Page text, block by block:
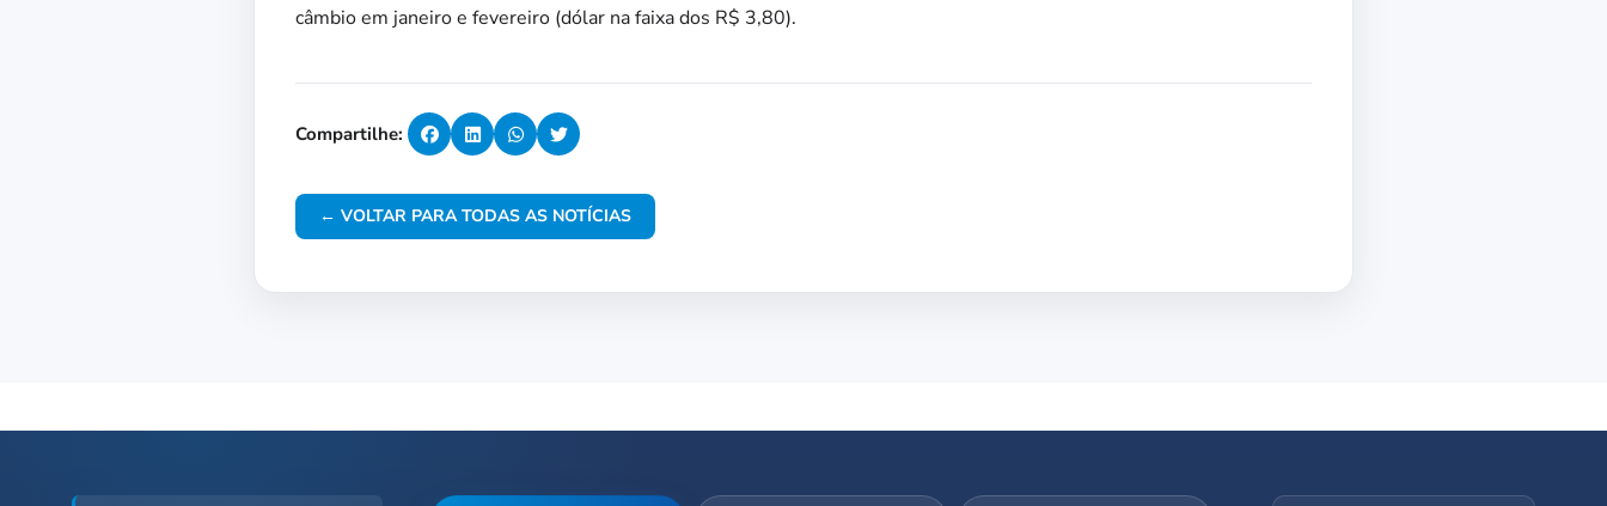
câmbio em janeiro e fevereiro (dólar na faixa dos R$ 3,80).
Compartilhe:
← VOLTAR PARA TODAS AS NOTÍCIAS